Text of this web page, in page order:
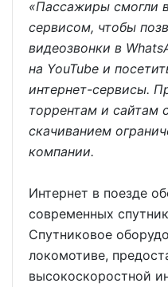
«Пассажиры смогли
сервисом, чтобы
видеозвонки в
на YouTube и
интернет-сервисы.
торрентам и сайтам
скачиванием
компании.
Интернет в поезде
современных
Спутниковое
локомотиве,
высокоскоростной